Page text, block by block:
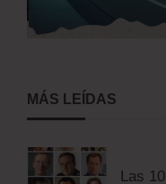
MÁS LEÍDAS
Las